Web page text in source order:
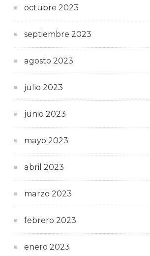
octubre 2023
septiembre 2023
agosto 2023
julio 2023
junio 2023
mayo 2023
abril 2023
marzo 2023
febrero 2023
enero 2023